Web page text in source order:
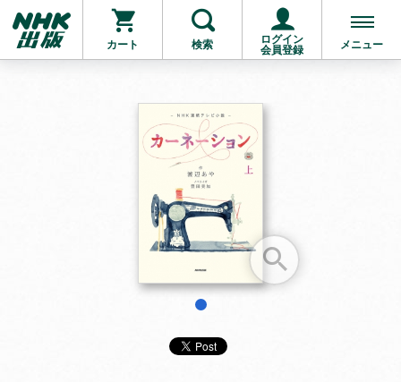
カート 検索
ログイン
会員登録
メニュー
お支払いに進む
他にも商品を買う